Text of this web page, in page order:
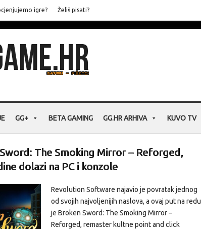
igre? Želiš pisati?
GG+ BETA GAMING GG.HR ARHIVA KUVO TV
The Smoking Mirror – Reforged,
dolazi na PC i konzole
Revolution Software najavio je povratak jednog
od svojih najvoljenijih naslova, a ovaj put na redu
je Broken Sword: The Smoking Mirror –
Reforged, remaster kultne point and click